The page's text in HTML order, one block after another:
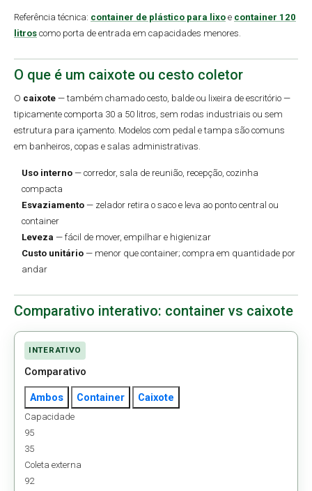
Referência técnica: container de plástico para lixo e container 120
litros como porta de entrada em capacidades menores.
O que é um caixote ou cesto coletor
O caixote — também chamado cesto, balde ou lixeira de escritório —
tipicamente comporta 30 a 50 litros, sem rodas industriais ou sem
estrutura para içamento. Modelos com pedal e tampa são comuns
em banheiros, copas e salas administrativas.
Uso interno — corredor, sala de reunião, recepção, cozinha
compacta
Esvaziamento — zelador retira o saco e leva ao ponto central ou
container
Leveza — fácil de mover, empilhar e higienizar
Custo unitário — menor que container; compra em quantidade por
andar
Comparativo interativo: container vs caixote
INTERATIVO
Comparativo
Ambos Container Caixote
Capacidade
95
35
Coleta externa
92